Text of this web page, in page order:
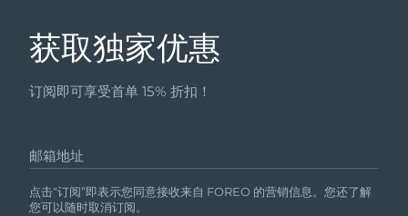
获取独家优惠
订阅即可享受首单 15% 折扣！
邮箱地址
点击“订阅”即表示您同意接收来自 FOREO 的营销信息。您还了解
您可以随时取消订阅。